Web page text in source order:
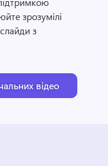
зрозумілі
з
відео